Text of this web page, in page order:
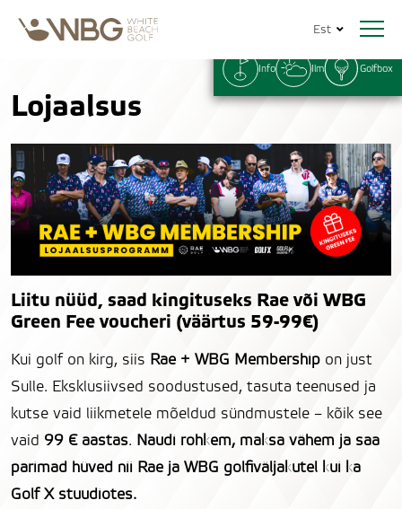
Est
Lojaalsus
Liitu nüüd, saad kingituseks Rae või WBG
Green Fee voucheri (väärtus 59-99€)
Kui golf on kirg, siis Rae + WBG Membership on just
Sulle. Eksklusiivsed soodustused, tasuta teenused ja
kutse vaid liikmetele mõeldud sündmustele – kõik see
vaid 99 € aastas. Naudi rohkem, maksa vähem ja saa
parimad hüved nii Rae ja WBG golfiväljakutel kui ka
Golf X stuudiotes.
Info Ilm Golfbox